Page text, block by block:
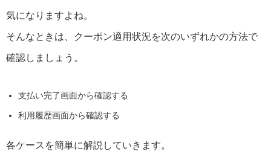
気になりますよね。
そんなときは、クーポン適用状況を次のいずれかの方法で
確認しましょう。
支払い完了画面から確認する
利用履歴画面から確認する
各ケースを簡単に解説していきます。